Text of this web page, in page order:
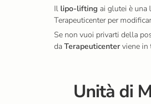
Il lipo-lifting ai glutei è una
Terapeuticenter per
Se non vuoi privarti della
da Terapeuticenterviene in
Unità di